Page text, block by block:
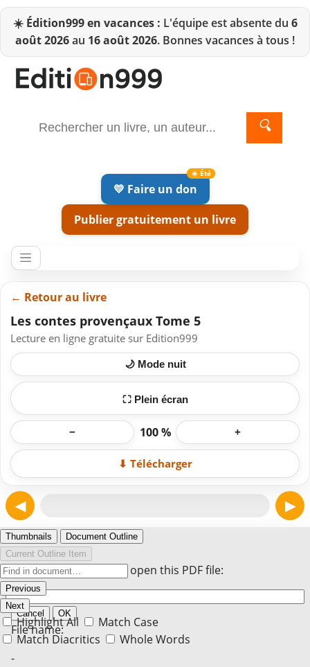
☀️ Édition999 en vacances : L'équipe est absente du 6
août 2026au 16 août 2026. Bonnes vacances à tous !
🔍
💛 Faire un don
Publier gratuitement un livre
← Retour au livre
Les contes provençaux Tome 5
Lecture en ligne gratuite sur Edition999
🌙 Mode nuit
⛶ Plein écran
− 100 % +
⬇ Télécharger
◀ ▶
Thumbnails
Document Outline
Current Outline Item
Previous
Next
Highlight All
Match Case
Match Diacritics
Whole Words
Enter the password to open this PDF file:
Cancel OK
File name:
-